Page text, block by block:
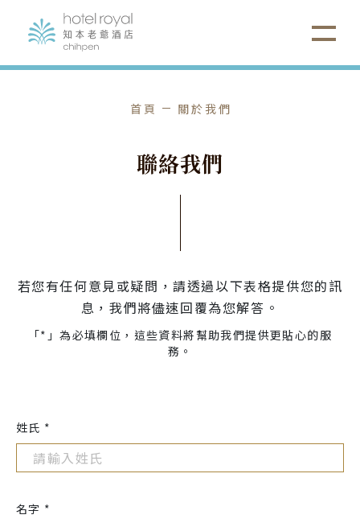
首頁 關於我們
聯絡我們
若您有任何意見或疑問，請透過以下表格提供您的訊
息，我們將儘速回覆為您解答。
「*」為必填欄位，這些資料將幫助我們提供更貼心的服
務。
姓氏 *
名字 *